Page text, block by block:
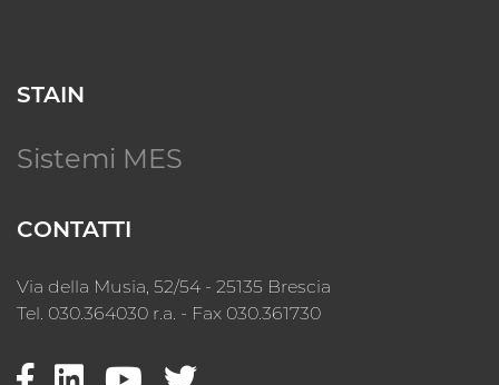
STAIN
Sistemi MES
CONTATTI
Via della Musia, 52/54 - 25135 Brescia
Tel. 030.364030 r.a. - Fax 030.361730